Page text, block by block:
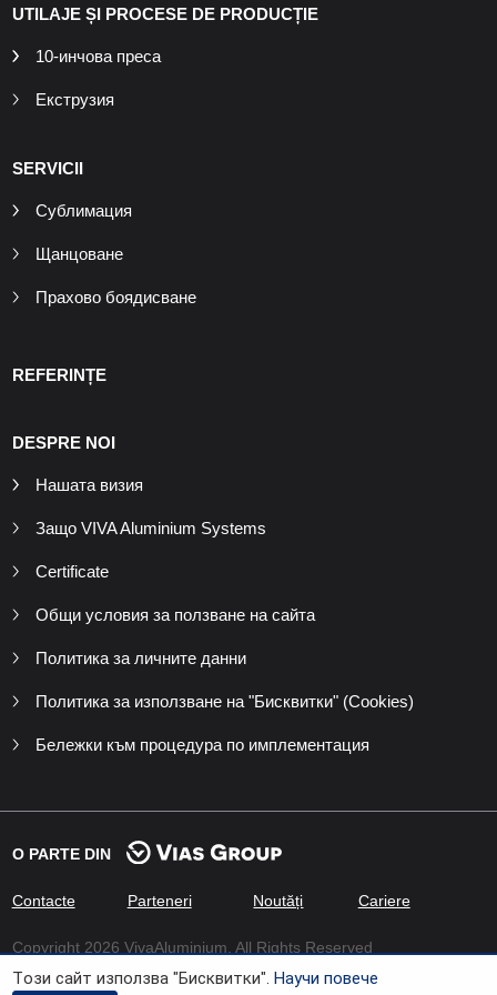
Tози сайт използва "Бисквитки". Научи повече
UTILAJE ȘI PROCESE DE PRODUCȚIE
10-инчова преса
Екструзия
SERVICII
Сублимация
Щанцоване
Прахово боядисване
REFERINȚE
DESPRE NOI
Нашата визия
Защо VIVA Aluminium Systems
Certificate
Общи условия за ползване на сайта
Политика за личните данни
Политика за използване на "Бисквитки" (Cookies)
Бележки към процедура по имплементация
O PARTE DIN
Contacte Parteneri Noutăți Cariere
Copyright 2026 VivaAluminium. All Rights Reserved
Developed byXenium Company